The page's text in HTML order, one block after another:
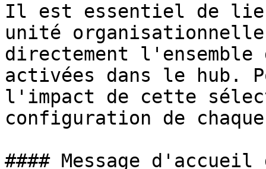
Il est essentiel de
unité
directement
activées dans le hub.
l'impact de cette
configuration de
#### Message